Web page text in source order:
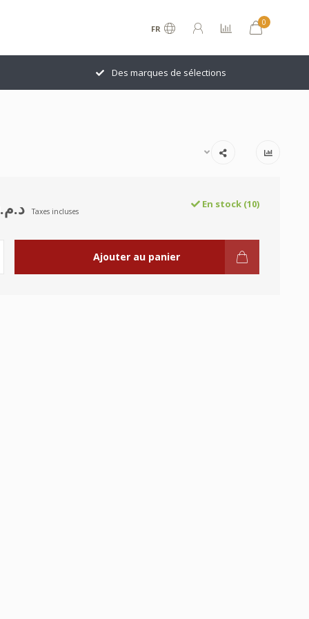
FR
0
Des marques de sélections
د.م.184.00 Taxes incluses
En stock (10)
Ajouter au panier